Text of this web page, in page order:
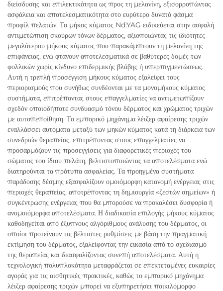
διείσδυσης και επιλεκτικότητα ως προς τη μελανίνη, εξισορροπώντας
ασφάλεια και αποτελεσματικότητα στο ευρύτερο δυνατό φάσμα
προφίλ πελατών. Το μήκος κύματος Nd:YAG ειδικεύεται στην ασφαλή
αντιμετώπιση σκούρων τόνων δέρματος, αξιοποιώντας τις ιδιότητες
μεγαλύτερου μήκους κύματος που παρακάμπτουν τη μελανίνη της
επιφάνειας, ενώ φτάνουν αποτελεσματικά σε βαθύτερες δομές των
φολλικών χωρίς κίνδυνο επιδερμικής βλάβης ή υπερπιγμεντώσεως.
Αυτή η τριπλή προσέγγιση μήκους κύματος εξαλείφει τους
περιορισμούς που συνήθως συνδέονται με τα μονομήκους κύματος
συστήματα, επιτρέποντας στους επαγγελματίες να αντιμετωπίζουν
σχεδόν οποιοδήποτε συνδυασμό τόνου δέρματος και χρώματος τριχών
με αυτοπεποίθηση. Το εμπορικό μηχάνημα λέιζερ αφαίρεσης τριχών
εναλλάσσει αυτόματα μεταξύ των μηκών κύματος κατά τη διάρκεια των
συνεδριών θεραπείας, επιτρέποντας στους επαγγελματίες να
προσαρμόζουν τις προσεγγίσεις για διαφορετικές περιοχές του
σώματος του ίδιου πελάτη, βελτιστοποιώντας τα αποτελέσματα ενώ
διατηρούνται τα πρότυπα ασφαλείας. Τα προηγμένα συστήματα
παράδοσης δέσμης εξασφαλίζουν ομοιόμορφη κατανομή ενέργειας στις
περιοχές θεραπείας, αποτρέποντας τη δημιουργία «ζεστών σημείων» ή
συγκέντρωσης ενέργειας που θα μπορούσε να προκαλέσει δυσφορία ή
ανομοιόμορφα αποτελέσματα. Η διαδικασία επιλογής μήκους κύματος
καθοδηγείται από έξυπνους αλγόριθμους ανάλυσης του δέρματος, οι
οποίοι προτείνουν τις βέλτιστες ρυθμίσεις με βάση την πραγματική
εκτίμηση του δέρματος, εξαλείφοντας την εικασία από το σχεδιασμό
της θεραπείας και διασφαλίζοντας συνεπή αποτελέσματα. Αυτή η
τεχνολογική πολυπλοκότητα μεταφράζεται σε επεκτεταμένες ευκαιρίες
αγοράς για τις αισθητικές πρακτικές, καθώς το εμπορικό μηχάνημα
λέιζερ αφαίρεσης τριχών μπορεί να εξυπηρετήσει ποικιλόμορφο